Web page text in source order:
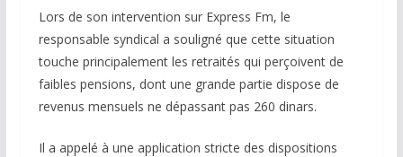
Lors de son intervention sur Express Fm, le
responsable syndical a souligné que cette situation
touche principalement les retraités qui perçoivent de
faibles pensions, dont une grande partie dispose de
revenus mensuels ne dépassant pas 260 dinars.
Il a appelé à une application stricte des dispositions